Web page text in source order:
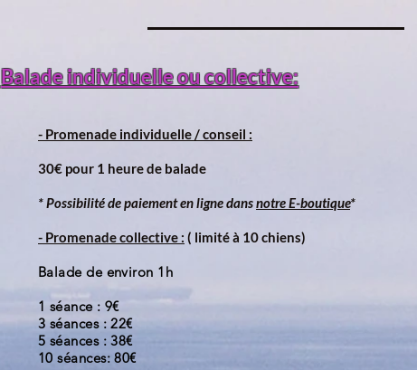
Balade individuelle ou collective:
- Promenade individuelle / conseil :
30€ pour 1 heure de balade
* Possibilité de paiement en ligne dansnotre E-boutique*
- Promenade collective : ( limité à 10 chiens)
Balade de environ 1h
1 séance : 9€
3 séances : 22€
5 séances : 38€
10 séances: 80€